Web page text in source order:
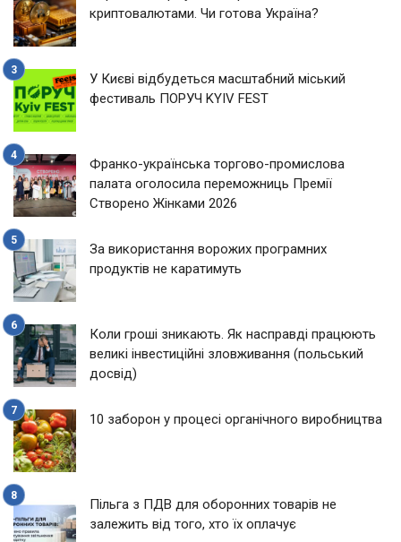
криптовалютами. Чи готова Україна?
У Києві відбудеться масштабний міський
фестиваль ПОРУЧ KYIV FEST
Франко-українська торгово-промислова
палата оголосила переможниць Премії
Створено Жінками 2026
За використання ворожих програмних
продуктів не каратимуть
Коли гроші зникають. Як насправді працюють
великі інвестиційні зловживання (польський
досвід)
10 заборон у процесі органічного виробництва
Пільга з ПДВ для оборонних товарів не
залежить від того, хто їх оплачує